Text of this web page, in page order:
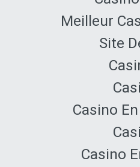
Meilleur
Site
Casino
Casino